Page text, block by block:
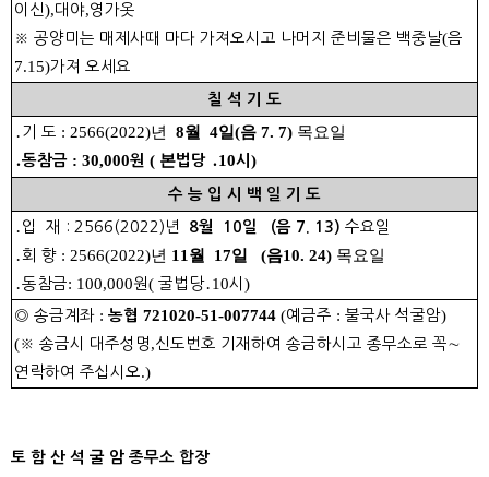
이신),대야,영가옷
※ 공양미는 매제사때 마다 가져오시고 나머지 준비물은 백중날(음
7.15)가져 오세요
칠 석 기 도
․ 기 도 : 2566(2022)년 8월 4일(음 7. 7)목요일
․동참금 : 30,000원 ( 본법당 ․10시 )
수 능 입 시 백 일 기 도
․ 입 재 : 2566(2022)년 8월 10일 (음 7. 13) 수요일
․회 향 : 2566(2022)년 11월 17일 (음10. 24)목요일
․동참금: 100,000원( 굴법당․ 10시 )
◎ 송금계좌 : 농협 721020-51-007744 (예금주 : 불국사 석굴암)
(※ 송금시 대주성명 ,신도번호 기재하여 송금하시고 종무소로 꼭∼
연락하여 주십시오.)
토 함 산 석 굴 암 종무소 합장